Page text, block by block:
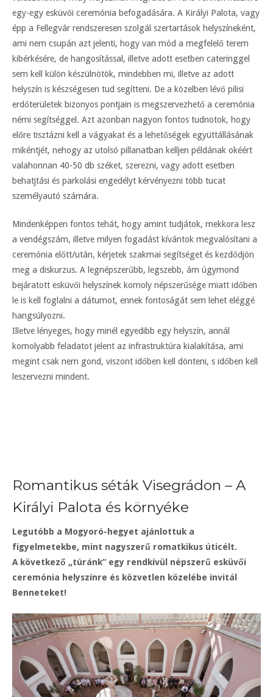
egy-egy esküvői ceremónia befogadására. A Királyi Palota, vagy
épp a Fellegvár rendszeresen szolgál szertartások helyszíneként,
ami nem csupán azt jelenti, hogy van mód a megfelelő terem
kibérkésére, de hangosítással, illetve adott esetben cateringgel
sem kell külön készülnötök, mindebben mi, illetve az adott
helyszín is készségesen tud segítteni. De a közelben lévő pilisi
erdőterületek bizonyos pontjain is megszervezhető a ceremónia
némi segítséggel. Azt azonban nagyon fontos tudnotok, hogy
előre tisztázni kell a vágyakat és a lehetőségek együttállásának
mikéntjét, nehogy az utolsó pillanatban kelljen példának okéért
valahonnan 40-50 db széket, szerezni, vagy adott esetben
behatjtási és parkolási engedélyt kérvényezni több tucat
személyautó számára.
Mindenképpen fontos tehát, hogy amint tudjátok, mekkora lesz
a vendégszám, illetve milyen fogadást kívántok megvalósítani a
ceremónia előtt/után, kérjetek szakmai segítséget és kezdődjön
meg a diskurzus. A legnépszerűbb, legszebb, ám úgymond
bejáratott esküvői helyszínek komoly népszerűsége miatt időben
le is kell foglalni a dátumot, ennek fontoságát sem lehet eléggé
hangsúlyozni.
Illetve lényeges, hogy minél egyedibb egy helyszín, annál
komolyabb feladatot jelent az infrastruktúra kialakítása, ami
megint csak nem gond, viszont időben kell dönteni, s időben kell
leszervezni mindent.
Romantikus séták Visegrádon – A
Királyi Palota és környéke
Legutóbb a Mogyoró-hegyet ajánlottuk a
figyelmetekbe, mint nagyszerű romatkikus úticélt.
A következő „túránk” egy rendkívül népszerű esküvői
ceremónia helyszínre és közvetlen közelébe invitál
Benneteket!